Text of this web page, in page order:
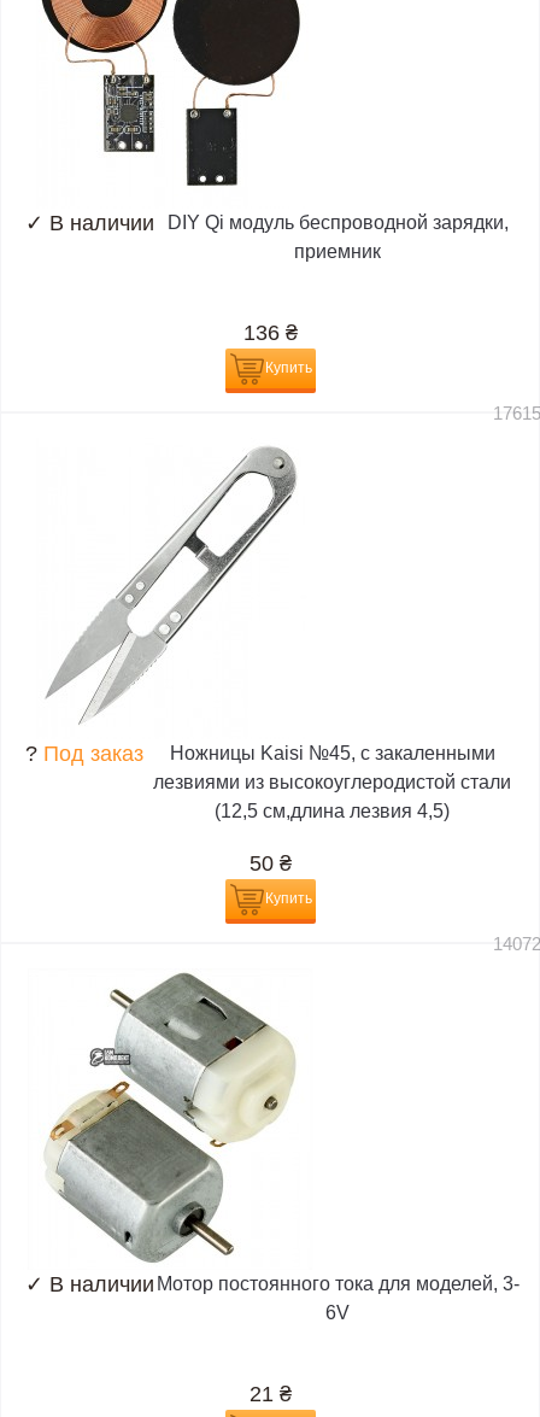
✓ В наличии
DIY Qi модуль беспроводной зарядки,
приемник
136 ₴
Купить
? Под заказ
Ножницы Kaisi №45, с закаленными
лезвиями из высокоуглеродистой стали
(12,5 см,длина лезвия 4,5)
50 ₴
Купить
✓ В наличии Мотор постоянного тока для моделей, 3-
6V
21 ₴